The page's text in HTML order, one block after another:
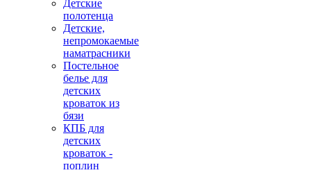
Детские
полотенца
Детские,
непромокаемые
наматрасники
Постельное
белье для
детских
кроваток из
бязи
КПБ для
детских
кроваток -
поплин